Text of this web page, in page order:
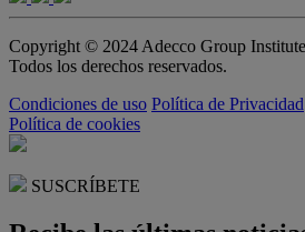
Copyright © 2024 Adecco Group
Todos los derechos reservados.
Condiciones de uso Política de Privacidad
Política de cookies
SUSCRÍBETE